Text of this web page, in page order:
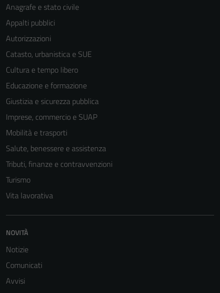
Anagrafe e stato civile
Appalti pubblici
Autorizzazioni
Catasto, urbanistica e SUE
Cultura e tempo libero
Educazione e formazione
Giustizia e sicurezza pubblica
Imprese, commercio e SUAP
Mobilità e trasporti
Salute, benessere e assistenza
Tributi, finanze e contravvenzioni
Turismo
Vita lavorativa
NOVITÀ
Notizie
Comunicati
Avvisi